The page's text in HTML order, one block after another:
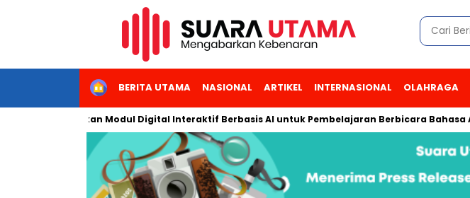
HOMEBERITA UTAMA NASIONAL ARTIKEL INTERNASIONAL OLAHRAGA
Modul Digital Interaktif Berbasis AI untuk Pembelajaran Berbicara Bahasa Arab